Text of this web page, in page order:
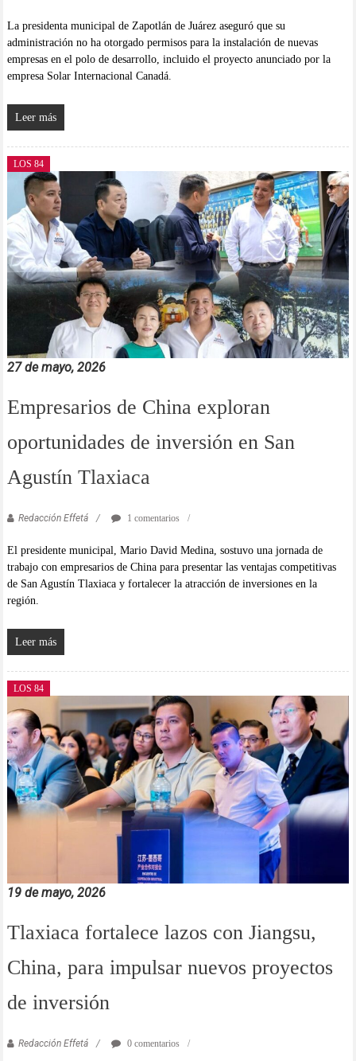
La presidenta municipal de Zapotlán de Juárez aseguró que su
administración no ha otorgado permisos para la instalación de nuevas
empresas en el polo de desarrollo, incluido el proyecto anunciado por la
empresa Solar Internacional Canadá.
Leer más
LOS 84
27 de mayo, 2026
Empresarios de China exploran
oportunidades de inversión en San
Agustín Tlaxiaca
Redacción Effetá 1 comentarios
El presidente municipal, Mario David Medina, sostuvo una jornada de
trabajo con empresarios de China para presentar las ventajas competitivas
de San Agustín Tlaxiaca y fortalecer la atracción de inversiones en la
región.
Leer más
LOS 84
19 de mayo, 2026
Tlaxiaca fortalece lazos con Jiangsu,
China, para impulsar nuevos proyectos
de inversión
Redacción Effetá 0 comentarios